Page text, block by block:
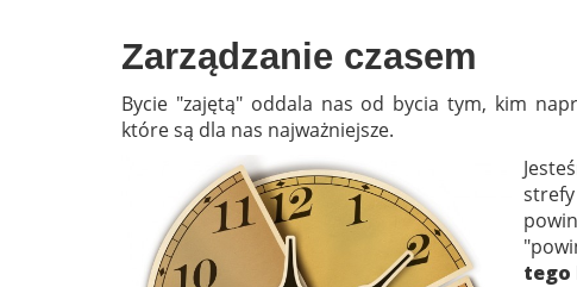
Zarządzanie czasem
Bycie "zajętą" oddala nas od bycia tym, kim
które są dla nas najważniejsze.
tego